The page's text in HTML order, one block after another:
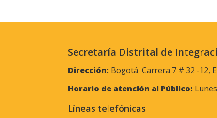
Secretaría Distrital de
Dirección: Bogotá, Carrera 7 # 32 -12,
Horario de atención al Público:
Líneas telefónicas